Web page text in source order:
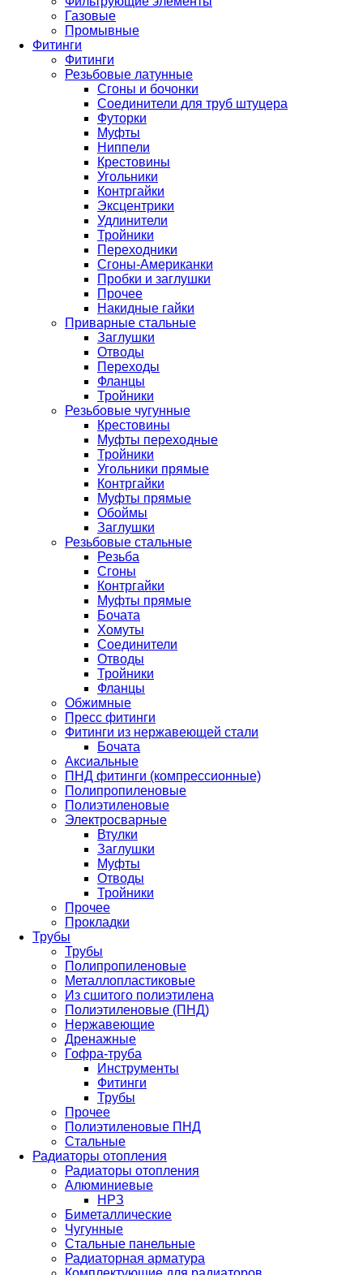
Газовые
Промывные
Фитинги
Фитинги
Резьбовые латунные
Сгоны и бочонки
Соединители для труб штуцера
Футорки
Муфты
Ниппели
Крестовины
Угольники
Контргайки
Эксцентрики
Удлинители
Тройники
Переходники
Сгоны-Американки
Пробки и заглушки
Прочее
Накидные гайки
Приварные стальные
Заглушки
Отводы
Переходы
Фланцы
Тройники
Резьбовые чугунные
Крестовины
Муфты переходные
Тройники
Угольники прямые
Контргайки
Муфты прямые
Обоймы
Заглушки
Резьбовые стальные
Резьба
Сгоны
Контргайки
Муфты прямые
Бочата
Хомуты
Соединители
Отводы
Тройники
Фланцы
Обжимные
Пресс фитинги
Фитинги из нержавеющей стали
Бочата
Аксиальные
ПНД фитинги (компрессионные)
Полипропиленовые
Полиэтиленовые
Электросварные
Втулки
Заглушки
Муфты
Отводы
Тройники
Прочее
Прокладки
Трубы
Трубы
Полипропиленовые
Металлопластиковые
Из сшитого полиэтилена
Полиэтиленовые (ПНД)
Нержавеющие
Дренажные
Гофра-труба
Инструменты
Фитинги
Трубы
Прочее
Полиэтиленовые ПНД
Стальные
Радиаторы отопления
Радиаторы отопления
Алюминиевые
НРЗ
Биметаллические
Чугунные
Стальные панельные
Радиаторная арматура